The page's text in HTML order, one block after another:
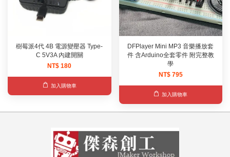
樹莓派4代 4B 電源變壓器 Type-
C 5V3A 內建開關
NT$ 180
加入購物車
DFPlayer Mini MP3 音樂播放套
件 含Arduino全套零件 附完整教
學
NT$ 795
加入購物車